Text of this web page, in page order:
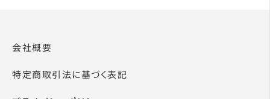
会社概要
特定商取引法に基づく表記